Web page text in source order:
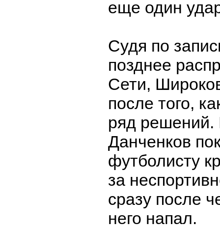
еще один
Судя по
позднее
Сети,
после того,
ряд решений.
Данченков
футболисту
за
сразу после
него напал.